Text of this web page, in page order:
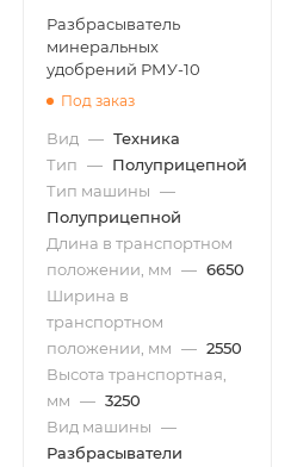
Разбрасыватель
минеральных
удобрений РМУ-10
Под заказ
Вид — Техника
Тип — Полуприцепной
Тип машины —
Полуприцепной
Длина в транспортном
положении, мм — 6650
Ширина в
транспортном
положении, мм — 2550
Высота транспортная,
мм — 3250
Вид машины —
Разбрасыватели